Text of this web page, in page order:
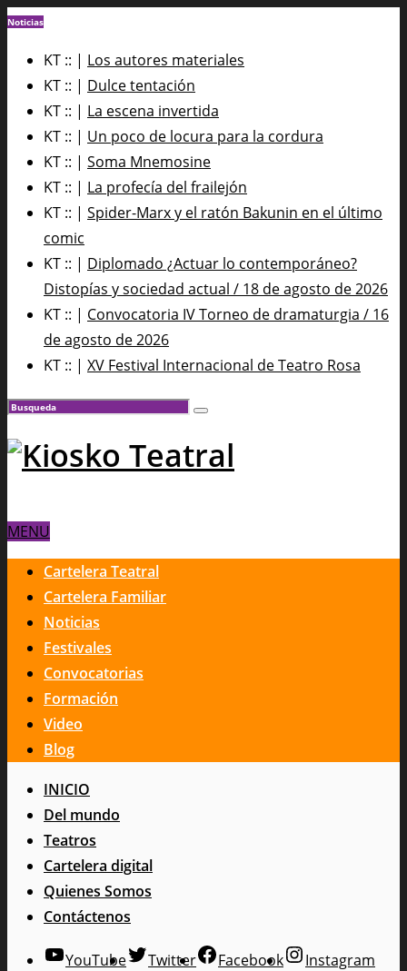
Noticias
KT :: | Los autores materiales
KT :: | Dulce tentación
KT :: | La escena invertida
KT :: | Un poco de locura para la cordura
KT :: | Soma Mnemosine
KT :: | La profecía del frailejón
KT :: | Spider-Marx y el ratón Bakunin en el último
comic
KT :: | Diplomado ¿Actuar lo contemporáneo?
Distopías y sociedad actual / 18 de agosto de 2026
KT :: | Convocatoria IV Torneo de dramaturgia / 16
de agosto de 2026
KT :: | XV Festival Internacional de Teatro Rosa
MENU
Cartelera Teatral
Cartelera Familiar
Noticias
Festivales
Convocatorias
Formación
Video
Blog
INICIO
Del mundo
Teatros
Cartelera digital
Quienes Somos
Contáctenos
YouTube Twitter Facebook
Instagram